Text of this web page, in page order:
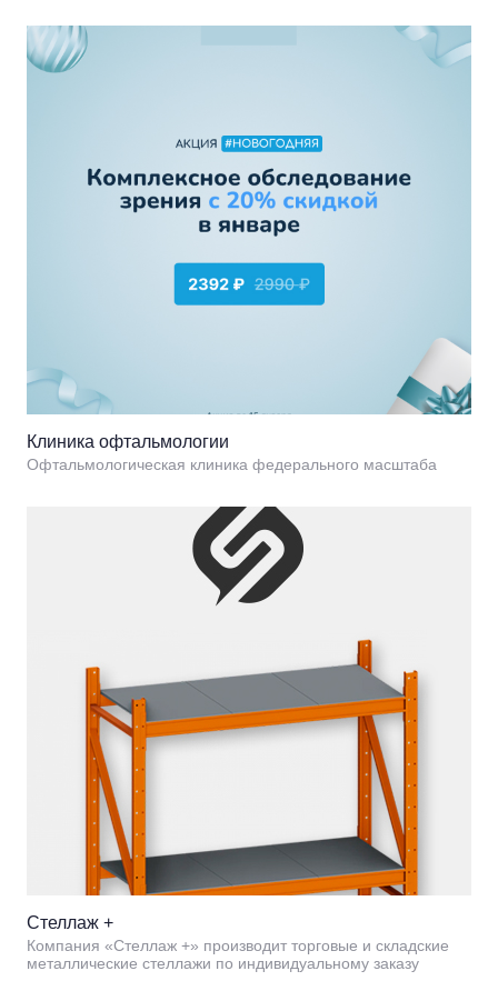
Клиника офтальмологии
Офтальмологическая клиника федерального масштаба
Стеллаж +
Компания «Стеллаж +» производит торговые и складские
металлические стеллажи по индивидуальному заказу